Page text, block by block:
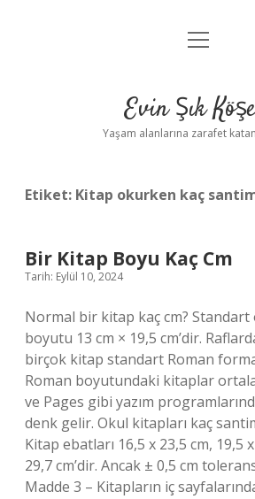
Anasayfa
Yasal Uyarı
menüyü
Evin Şık
Yaşam alanlarına zarafet
Etiket: Kitap okurken kaç
Bir Kitap Boyu Kaç Cm
Tarih: Eylül 10, 2024
Normal bir kitap kaç cm? Standart
boyutu 13 cm × 19,5 cm’dir.
birçok kitap standart Roman
Roman boyutundaki kitaplar
ve Pages gibi yazım
denk gelir. Okul kitapları kaç
Kitap ebatları 16,5 x 23,5 cm, 19,5
29,7 cm’dir. Ancak ± 0,5 cm
Madde 3 – Kitapların iç